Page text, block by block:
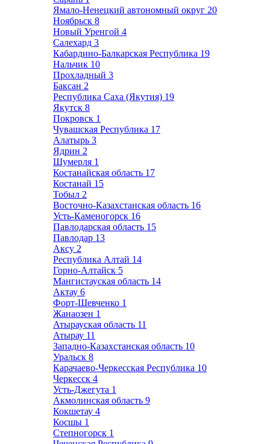
Ямало-Ненецкий автономный округ 20
Ноябрьск 8
Новый Уренгой 4
Салехард 3
Кабардино-Балкарская Республика 19
Нальчик 10
Прохладный 3
Баксан 2
Республика Саха (Якутия) 19
Якутск 8
Покровск 1
Чувашская Республика 17
Алатырь 3
Ядрин 2
Шумерля 1
Костанайская область 17
Костанай 15
Тобыл 2
Восточно-Казахстанская область 16
Усть-Каменогорск 16
Павлодарская область 15
Павлодар 13
Аксу 2
Республика Алтай 14
Горно-Алтайск 5
Мангистауская область 14
Актау 6
Форт-Шевченко 1
Жанаозен 1
Атырауская область 11
Атырау 11
Западно-Казахстанская область 10
Уральск 8
Карачаево-Черкесская Республика 10
Черкесск 4
Усть-Джегута 1
Акмолинская область 9
Кокшетау 4
Косшы 1
Степногорск 1